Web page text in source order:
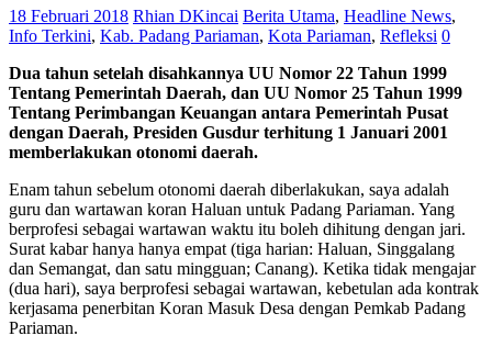
18 Februari 2018 Rhian DKincai Berita Utama, Headline News,
Info Terkini, Kab. Padang Pariaman, Kota Pariaman, Refleksi 0
Dua tahun setelah disahkannya UU Nomor 22 Tahun 1999
Tentang Pemerintah Daerah, dan UU Nomor 25 Tahun 1999
Tentang Perimbangan Keuangan antara Pemerintah Pusat
dengan Daerah, Presiden Gusdur terhitung 1 Januari 2001
memberlakukan otonomi daerah.
Enam tahun sebelum otonomi daerah diberlakukan, saya adalah
guru dan wartawan koran Haluan untuk Padang Pariaman. Yang
berprofesi sebagai wartawan waktu itu boleh dihitung dengan jari.
Surat kabar hanya hanya empat (tiga harian: Haluan, Singgalang
dan Semangat, dan satu mingguan; Canang). Ketika tidak mengajar
(dua hari), saya berprofesi sebagai wartawan, kebetulan ada kontrak
kerjasama penerbitan Koran Masuk Desa dengan Pemkab Padang
Pariaman.